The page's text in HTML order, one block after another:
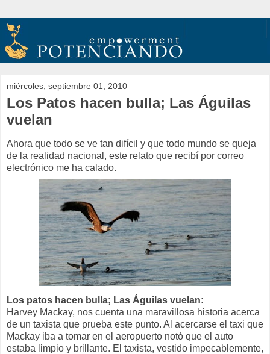
miércoles, septiembre 01, 2010
Los Patos hacen bulla; Las Águilas
vuelan
Ahora que todo se ve tan difícil y que todo mundo se queja
de la realidad nacional, este relato que recibí por correo
electrónico me ha calado.
Los patos hacen bulla; Las Águilas vuelan:
Harvey Mackay, nos cuenta una maravillosa historia acerca
de un taxista que prueba este punto. Al acercarse el taxi que
Mackay iba a tomar en el aeropuerto notó que el auto
estaba limpio y brillante. El taxista, vestido impecablemente,